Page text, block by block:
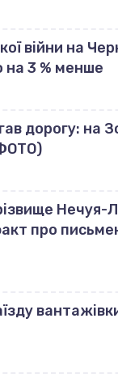
війни на
на 3 % менше
дорогу: на
Нечуя-
про